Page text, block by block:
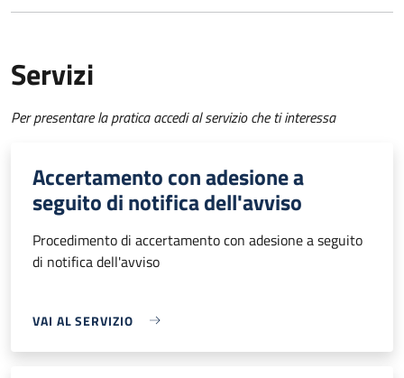
Servizi
Per presentare la pratica accedi al servizio che ti interessa
Accertamento con adesione a
seguito di notifica dell'avviso
Procedimento di accertamento con adesione a seguito
di notifica dell'avviso
VAI AL SERVIZIO